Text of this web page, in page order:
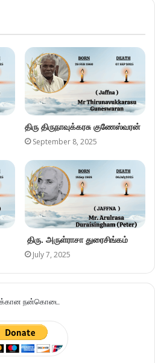
திரு திருநாவுக்கரசு குணேஸ்வரன்
September 8, 2025
திரு. அருள்ராசா துரைசிங்கம்
July 7, 2025
நன்கொடை